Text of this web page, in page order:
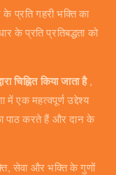
के प्रति गहरी भक्ति का
के प्रति प्रतिबद्धता को
चिह्नित किया जाता है,
एक महत्वपूर्ण उद्देश्य
पाठ करते हैं और दान के
सेवा और भक्ति के गुणों